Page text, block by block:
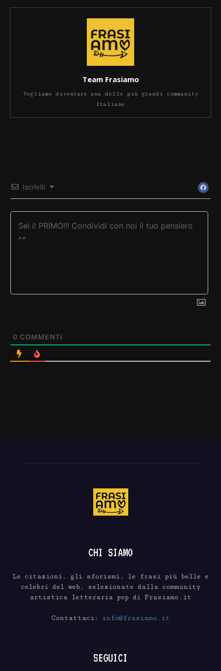
Team Frasiamo
Vogliamo diventare una delle più grandi community
Italiane
Iscriviti
0 COMMENTI
CHI SIAMO
Le citazioni, gli aforismi, le frasi più belle e
celebri del web, selezionate dalla community
artistica letteraria pop di Frasiamo.it
Contattaci: info@frasiamo.it
SEGUICI